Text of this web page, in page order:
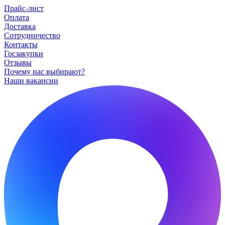
Прайс-лист
Оплата
Доставка
Сотрудничество
Контакты
Госзакупки
Отзывы
Почему нас выбирают?
Наши вакансии